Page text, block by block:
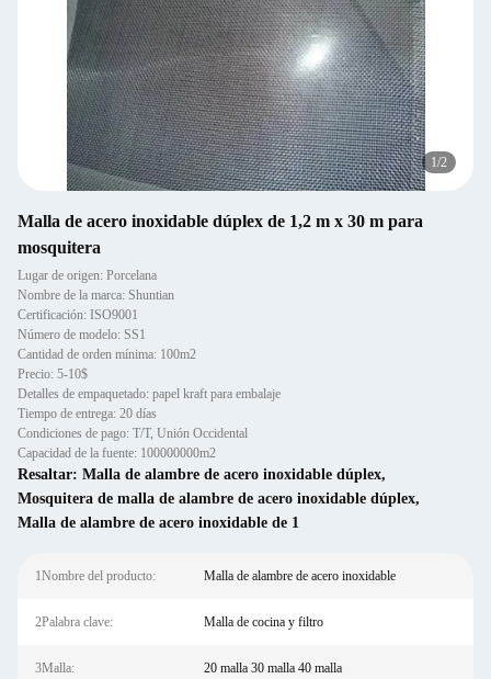
1/2
Malla de acero inoxidable dúplex de 1,2 m x 30 m para
mosquitera
Lugar de origen: Porcelana
Nombre de la marca: Shuntian
Certificación: ISO9001
Número de modelo: SS1
Cantidad de orden mínima: 100m2
Precio: 5-10$
Detalles de empaquetado: papel kraft para embalaje
Tiempo de entrega: 20 días
Condiciones de pago: T/T, Unión Occidental
Capacidad de la fuente: 100000000m2
Resaltar: Malla de alambre de acero inoxidable dúplex,
Mosquitera de malla de alambre de acero inoxidable dúplex,
Malla de alambre de acero inoxidable de 1
1Nombre del producto: Malla de alambre de acero inoxidable
2Palabra clave: Malla de cocina y filtro
3Malla: 20 malla 30 malla 40 malla